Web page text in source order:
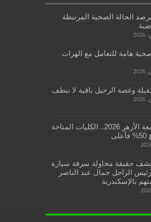
الحالة الصحية المرتبطة
هامة للتعامل مع الهزات
ثقيلة وغصة الرحيل باقية لا تنطف
تنسيق جامعة الأزهر 2026.. الكليات المتاحة
حقيقة محاولة سرقة سيارة
الراحل جمال عبد الناصر
بالإسكندرية